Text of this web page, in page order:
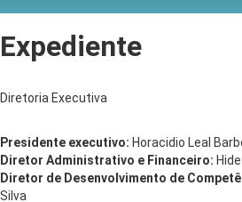
Expediente
Diretoria Executiva
Presidente executivo: Horacidio Leal
Diretor Administrativo e Financeiro:
Diretor de Desenvolvimento de
Silva